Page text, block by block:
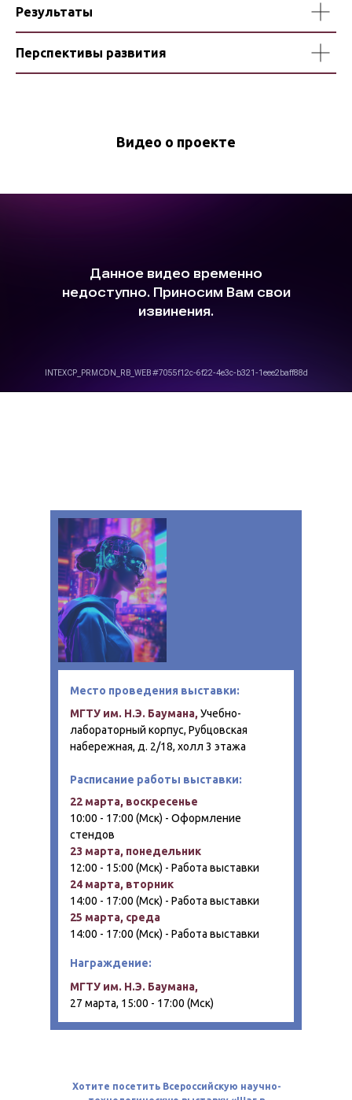
Результаты
Перспективы развития
Видео о проекте
МГТУ им. Н.Э. Баумана, Учебно-
лабораторный корпус, Рубцовская
набережная, д. 2/18, холл 3 этажа
МГТУ им. Н.Э. Баумана,
27 марта, 15:00 - 17:00 (Мск)
Место проведения выставки:
Расписание работы выставки:
Награждение:
22 марта, воскресенье
10:00 - 17:00 (Мск) - Оформление
стендов
23 марта, понедельник
12:00 - 15:00 (Мск) - Работа выставки
24 марта, вторник
14:00 - 17:00 (Мск) - Работа выставки
25 марта, среда
14:00 - 17:00 (Мск) - Работа выставки
Хотите посетить Всероссийскую научно-